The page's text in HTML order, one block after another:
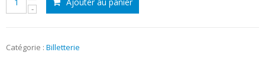
Master
Catégorie : Billetterie